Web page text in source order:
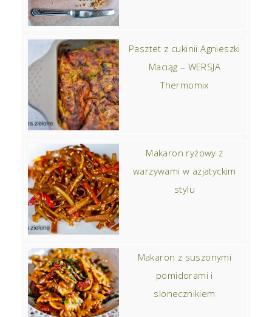
Pasztet z cukinii Agnieszki
Maciąg – WERSJA
Thermomix
Makaron ryżowy z
warzywami w azjatyckim
stylu
Makaron z suszonymi
pomidorami i
slonecznikiem